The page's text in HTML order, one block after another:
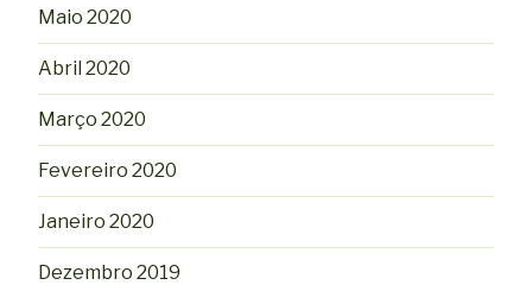
Maio 2020
Abril 2020
Março 2020
Fevereiro 2020
Janeiro 2020
Dezembro 2019